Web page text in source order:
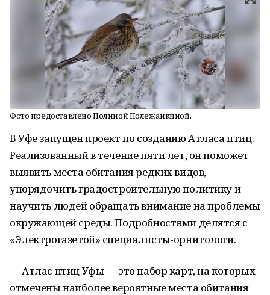
Фото предоставлено Полиной Полежанкиной.
В Уфе запущен проект по созданию Атласа птиц.
Реализованный в течение пяти лет, он поможет
выявить места обитания редких видов,
упорядочить градостроительную политику и
научить людей обращать внимание на проблемы
окружающей среды. Подробностями делятся с
«Электрогазетой» специалисты-орнитологи.
— Атлас птиц Уфы — это набор карт, на которых
отмечены наиболее вероятные места обитания